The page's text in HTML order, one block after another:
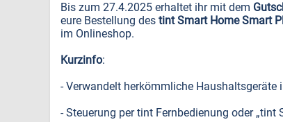
Bis zum 27.4.2025 erhaltet ihr mit dem
eure Bestellung des tint Smart Home Smart
im Onlineshop.
Kurzinfo:
- Verwandelt herkömmliche Haushaltsgeräte
- Steuerung per tint Fernbedienung oder „tint